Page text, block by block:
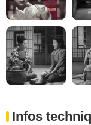
Infos